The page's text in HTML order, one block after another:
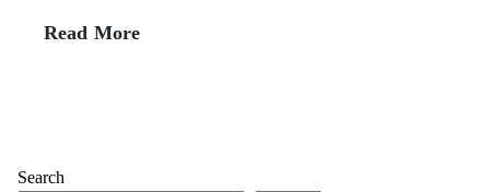
Read More
Search